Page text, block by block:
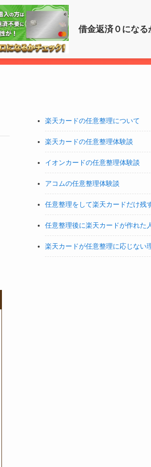
借金返済０になる
借金いくら減らせるか
楽天カードの任意整理について
楽天カードの任意整理体験談
イオンカードの任意整理体験談
アコムの任意整理体験談
任意整理をして楽天カードだけ残
任意整理後に楽天カードが作れた
楽天カードが任意整理に応じない